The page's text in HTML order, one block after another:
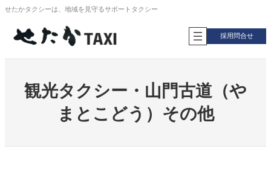
内
せたかタクシーは、地域を見守るサポートタクシー
採用問合せ
観光タクシー・山門古道（や
まとこどう）その他